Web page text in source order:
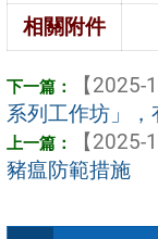
相關附件
【2025-
系列工作坊」
【2025-
豬瘟防範措施